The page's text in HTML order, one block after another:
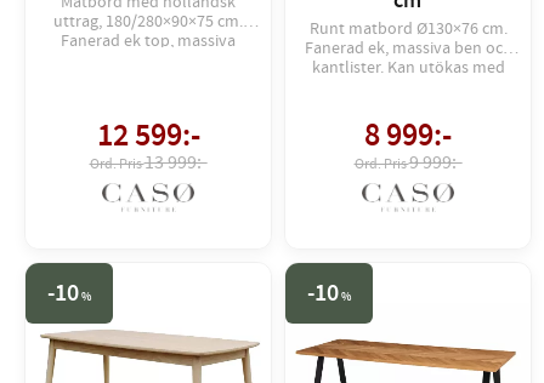
uttrag, 180/280×90×75 cm.
Fanerad ek top, massiva
12 599:-
13 999:-
Runt matbord Ø130×76 cm.
Fanerad ek, massiva ben och
kantlister. Kan utökas med
8 999:-
9 999:-
10% 10%